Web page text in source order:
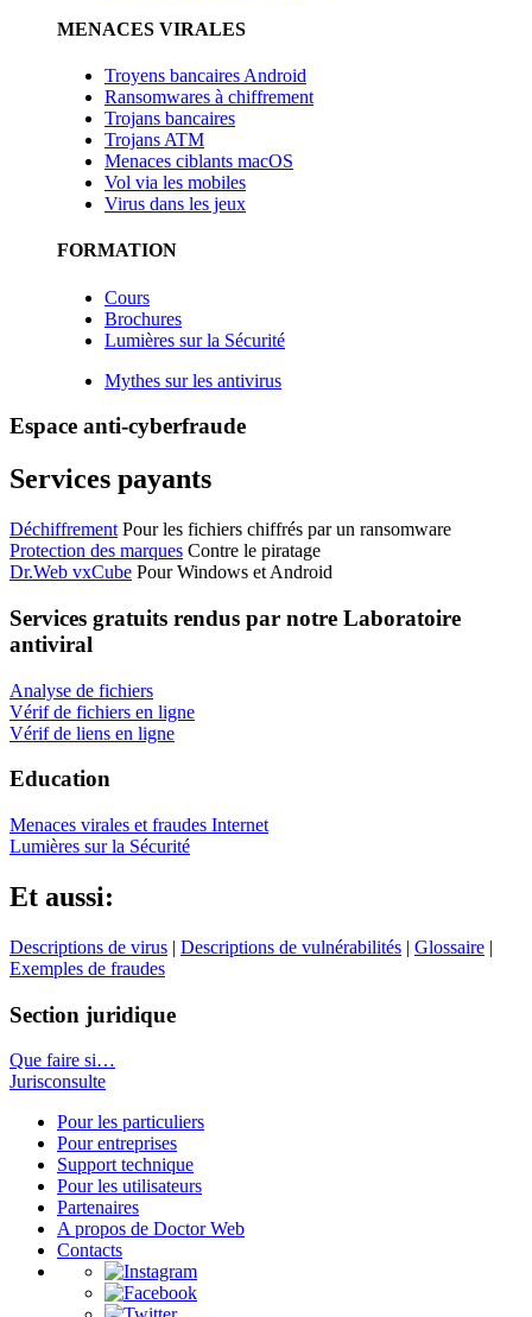
MENACES VIRALES
Troyens bancaires Android
Ransomwares à chiffrement
Trojans bancaires
Trojans ATM
Menaces ciblants macOS
Vol via les mobiles
Virus dans les jeux
FORMATION
Cours
Brochures
Lumières sur la Sécurité
Mythes sur les antivirus
Espace anti-cyberfraude
Services payants
Déchiffrement Pour les fichiers chiffrés par un ransomware
Protection des marques Contre le piratage
Dr.Web vxCube Pour Windows et Android
Services gratuits rendus par notre Laboratoire
antiviral
Analyse de fichiers
Vérif de fichiers en ligne
Vérif de liens en ligne
Education
Menaces virales et fraudes Internet
Lumières sur la Sécurité
Et aussi:
Descriptions de virus | Descriptions de vulnérabilités | Glossaire |
Exemples de fraudes
Section juridique
Que faire si…
Jurisconsulte
Pour les particuliers
Pour entreprises
Support technique
Pour les utilisateurs
Partenaires
A propos de Doctor Web
Contacts